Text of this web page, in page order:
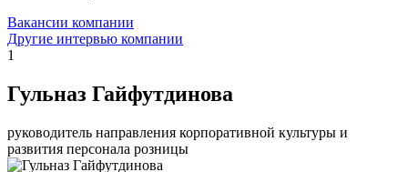
Вакансии компании
Другие интервью компании
1
Гульназ Гайфутдинова
руководитель направления корпоративной культуры и
развития персонала розницы